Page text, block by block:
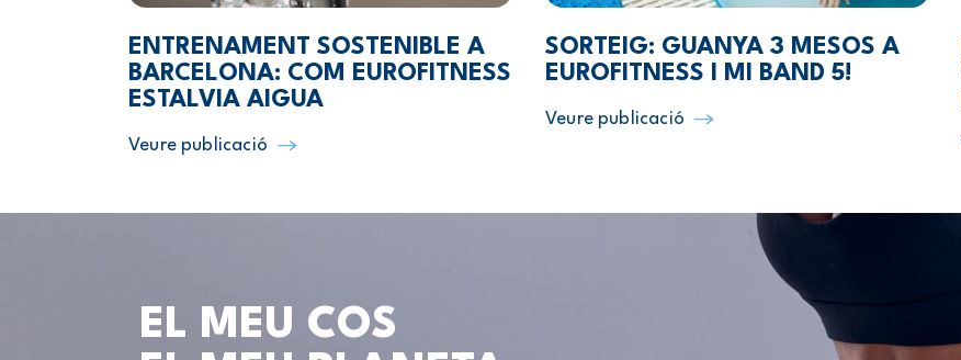
ENTRENAMENT SOSTENIBLE A
BARCELONA: COM EUROFITNESS
ESTALVIA AIGUA
Veure publicació
SORTEIG: GUANYA 3 MESOS A
EUROFITNESS I MI BAND 5!
Veure publicació
EL MEU COS